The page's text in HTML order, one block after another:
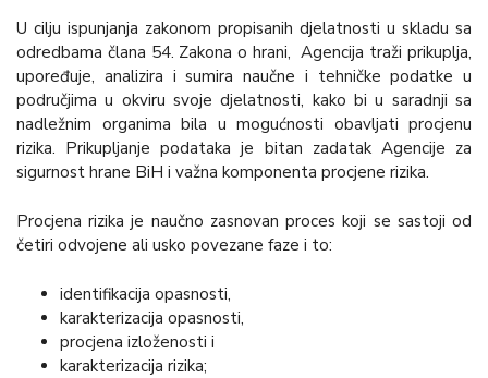
U cilju ispunjanja zakonom propisanih djelatnosti u skladu sa
odredbama člana 54. Zakona o hrani, Agencija traži prikuplja,
upoređuje, analizira i sumira naučne i tehničke podatke u
područjima u okviru svoje djelatnosti, kako bi u saradnji sa
nadležnim organima bila u mogućnosti obavljati procjenu
rizika. Prikupljanje podataka je bitan zadatak Agencije za
sigurnost hrane BiH i važna komponenta procjene rizika.
Procjena rizika je naučno zasnovan proces koji se sastoji od
četiri odvojene ali usko povezane faze i to:
identifikacija opasnosti,
karakterizacija opasnosti,
procjena izloženosti i
karakterizacija rizika;